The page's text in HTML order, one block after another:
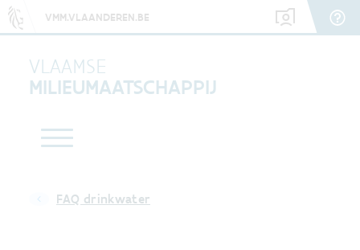
VMM.VLAANDEREN.BE
VLAAMSE
MILIEUMAATSCHAPPIJ
FAQ drinkwater